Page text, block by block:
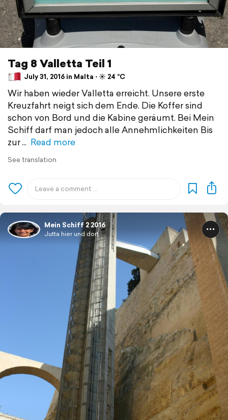
Tag 8 Valletta Teil 1
July 31, 2016 in Malta ⋅ ☀️ 24 °C
Wir haben wieder Valletta erreicht. Unsere erste
Kreuzfahrt neigt sich dem Ende. Die Koffer sind
schon von Bord und die Kabine geräumt. Bei Mein
Schiff darf man jedoch alle Annehmlichkeiten Bis
zur
Read more
See translation
Mein Schiff 2 2016
Jutta hier und dort